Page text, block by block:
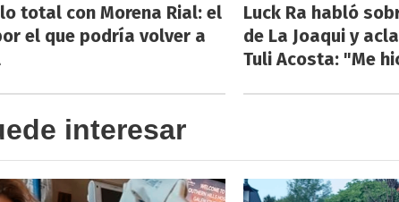
total con Morena Rial: el
el que podría volver a
Luck Ra habló
de La Joaqui y
Tuli Acosta: "Me
interesar